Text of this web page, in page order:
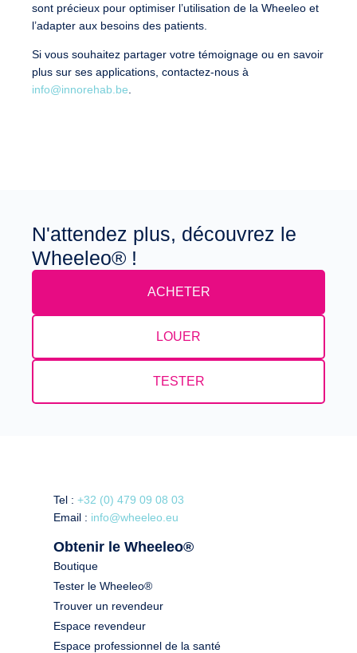
sont précieux pour optimiser l’utilisation de la Wheeleo et
l’adapter aux besoins des patients.
Si vous souhaitez partager votre témoignage ou en savoir
plus sur ses applications, contactez-nous à
info@innorehab.be
N'attendez plus, découvrez le
Wheeleo® !
ACHETER
LOUER
TESTER
Tel :+32 (0) 479 09 08 03
Email : info@wheeleo.eu
Obtenir le Wheeleo®
Boutique
Tester le Wheeleo®
Trouver un revendeur
Espace revendeur
Espace professionnel de la santé